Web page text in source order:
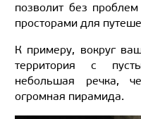
позволит без
просторами для
К примеру, вокруг
территория с
небольшая речка,
огромная пирамида.